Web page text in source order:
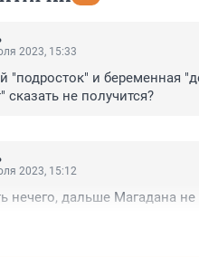
2023, 15:33
"подросток" и беременная
сказать не получится?
2023, 15:12
нечего, дальше Магадана